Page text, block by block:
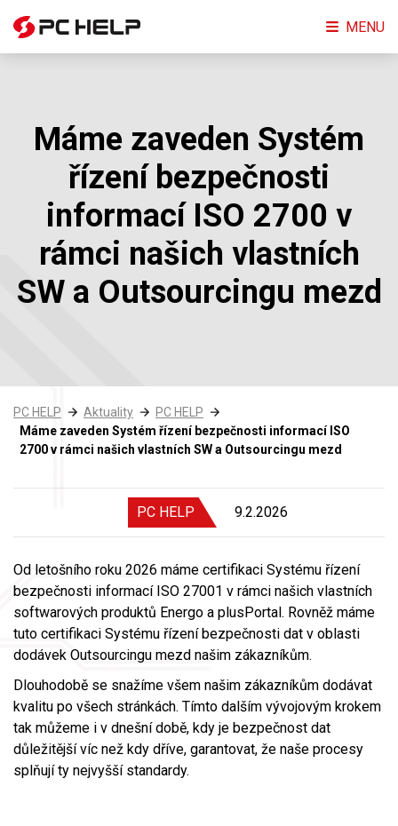
Máme zaveden Systém
řízení bezpečnosti
informací ISO 2700 v
rámci našich vlastních
SW a Outsourcingu mezd
PC HELP Aktuality
PC HELP
Máme zaveden Systém řízení bezpečnosti informací ISO
2700 v rámci našich vlastních SW a Outsourcingu mezd
PC HELP 9.2.2026
Od letošního roku 2026 máme certifikaci Systému řízení
bezpečnosti informací ISO 27001 v rámci našich vlastních
softwarových produktů Energo a plusPortal. Rovněž máme
tuto certifikaci Systému řízení bezpečnosti dat v oblasti
dodávek Outsourcingu mezd našim zákazníkům.
Dlouhodobě se snažíme všem našim zákazníkům dodávat
kvalitu po všech stránkách. Tímto dalším vývojovým krokem
tak můžeme i v dnešní době, kdy je bezpečnost dat
důležitější víc než kdy dříve, garantovat, že naše procesy
splňují ty nejvyšší standardy.
MENU